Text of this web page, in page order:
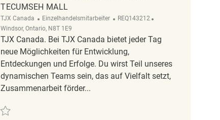
TECUMSEH MALL
TJX Canada Kategorie
Einzelhandelsmitarbeiter ReqId
REQ143212
Windsor, Ontario, N8T 1E9
TJX Canada. Bei TJX Canada bietet jeder Tag
neue Möglichkeiten für Entwicklung,
Entdeckungen und Erfolge. Du wirst Teil unseres
dynamischen Teams sein, das auf Vielfalt setzt,
Zusammenarbeit förder...